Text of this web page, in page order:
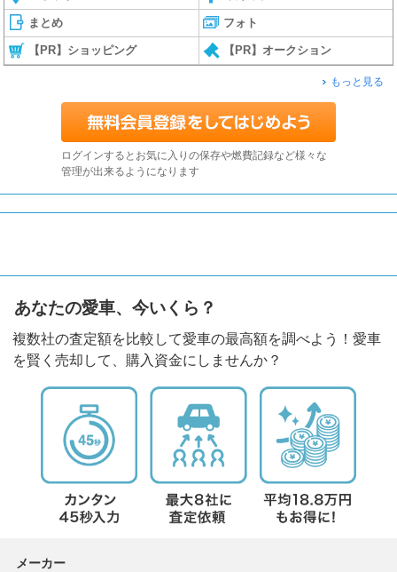
まとめ フォト
【PR】ショッピング 【PR】オークション
もっと見る
ログインするとお気に入りの保存や燃費記録など様々な
管理が出来るようになります
あなたの愛車、今いくら？
複数社の査定額を比較して愛車の最高額を調べよう！愛車
を賢く売却して、購入資金にしませんか？
メーカー